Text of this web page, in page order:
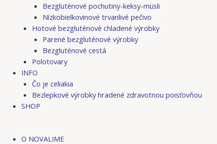
Bezgluténové pochutiny-keksy-müsli
Nízkobielkovinové trvanlivé pečivo
Hotové bezgluténové chladené výrobky
Parené bezgluténové výrobky
Bezgluténové cestá
Polotovary
INFO
Čo je celiakia
Bezlepkové výrobky hradené zdravotnou poisťovňou
SHOP
O NOVALIME